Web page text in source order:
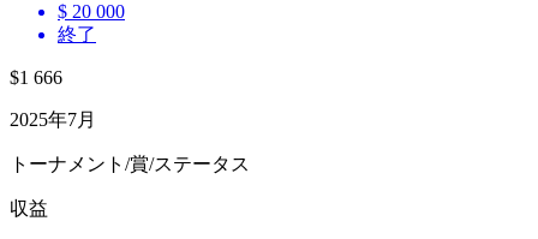
$ 20 000
終了
$1 666
2025年7月
トーナメント/賞/ステータス
収益